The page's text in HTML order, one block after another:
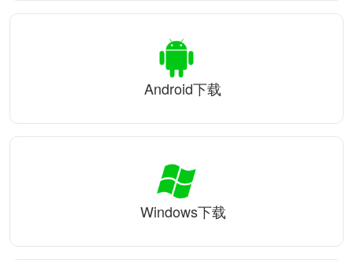
Android下载
Windows下载